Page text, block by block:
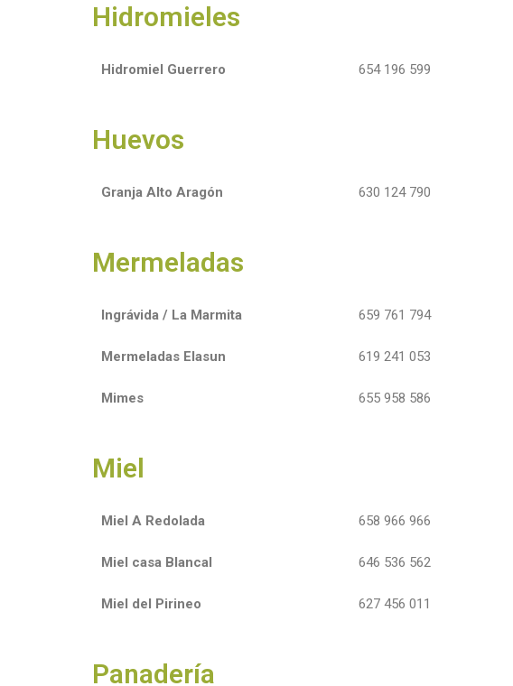
Hidromieles
Hidromiel Guerrero 654 196 599
Huevos
Granja Alto Aragón 630 124 790
Mermeladas
Ingrávida / La Marmita
Mermeladas Elasun
Mimes
659 761 794
619 241 053
655 958 586
Miel
Miel A Redolada
Miel casa Blancal
Miel del Pirineo
658 966 966
646 536 562
627 456 011
Panadería